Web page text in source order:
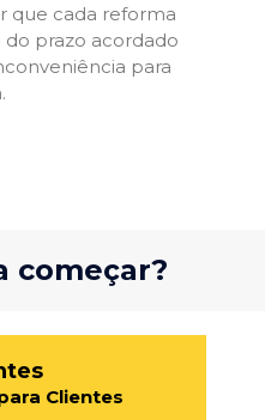
que cada reforma
prazo acordado
para
começar?
Clientes